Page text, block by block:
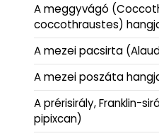
A meggyvágó
coccothraustes)
A mezei pacsirta
A mezei poszáta
A prérisirály, Franklin-
pipixcan)